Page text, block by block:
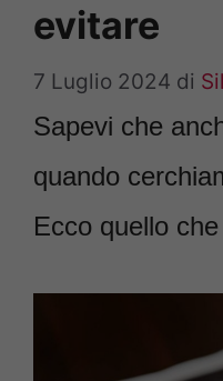
evitare
7 Luglio 2024 di
Sapevi che
quando
Ecco quello